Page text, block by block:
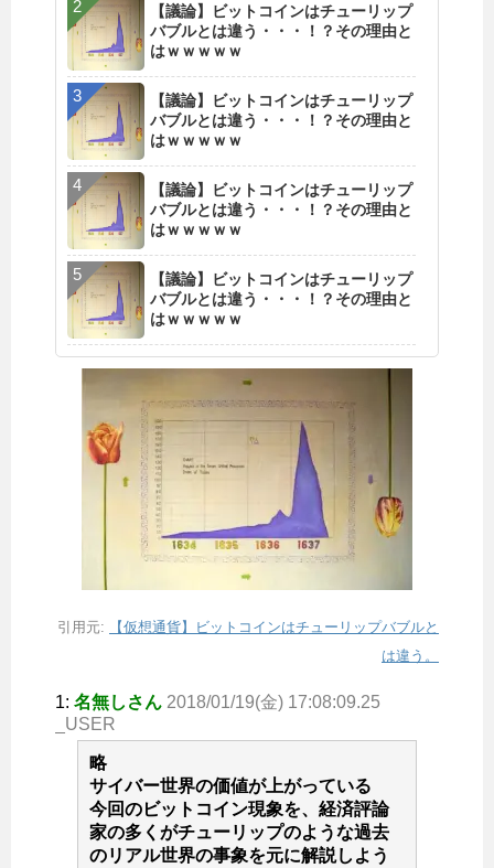
【議論】ビットコインはチューリップ
バブルとは違う・・・！？その理由と
はｗｗｗｗｗ
【議論】ビットコインはチューリップ
バブルとは違う・・・！？その理由と
はｗｗｗｗｗ
【議論】ビットコインはチューリップ
バブルとは違う・・・！？その理由と
はｗｗｗｗｗ
【議論】ビットコインはチューリップ
バブルとは違う・・・！？その理由と
はｗｗｗｗｗ
引用元:
【仮想通貨】ビットコインはチューリップバブルと
は違う。
1: 名無しさん 2018/01/19(金) 17:08:09.25
_USER
略
サイバー世界の価値が上がっている
今回のビットコイン現象を、経済評論
家の多くがチューリップのような過去
のリアル世界の事象を元に解説しよう